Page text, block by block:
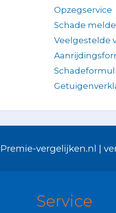
Opzegservice
Schade
Veelgestelde
Premie-vergelijken.nl |
Service